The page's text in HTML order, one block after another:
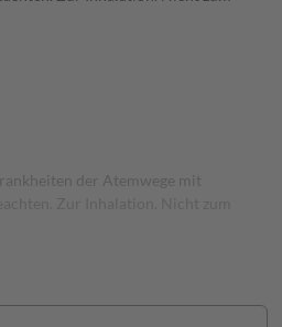
der Atemwege mit